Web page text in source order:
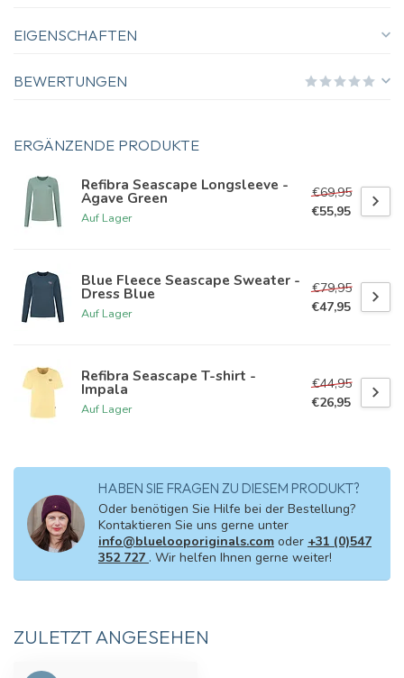
EIGENSCHAFTEN
BEWERTUNGEN
ERGÄNZENDE PRODUKTE
Refibra Seascape Longsleeve -
Agave Green
Auf Lager
€69,95
€55,95
Blue Fleece Seascape Sweater -
Dress Blue
Auf Lager
€79,95
€47,95
Refibra Seascape T-shirt -
Impala
Auf Lager
€44,95
€26,95
HABEN SIE FRAGEN ZU DIESEM PRODUKT?
Oder benötigen Sie Hilfe bei der Bestellung?
Kontaktieren Sie uns gerne unter
info@bluelooporiginals.com oder +31 (0)547
352 727 . Wir helfen Ihnen gerne weiter!
ZULETZT ANGESEHEN